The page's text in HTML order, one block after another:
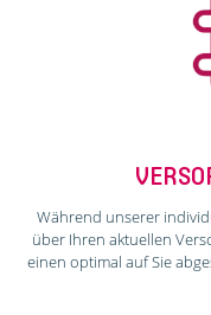
Während unserer
über Ihren aktuellen
einen optimal auf Sie